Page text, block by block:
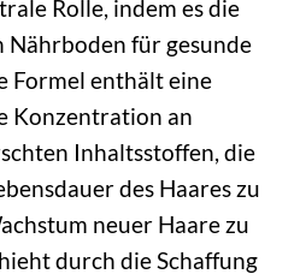
Rolle, indem es die
Nährboden für gesunde
Formel enthält eine
Konzentration an
Inhaltsstoffen, die
des Haares zu
neuer Haare zu
durch die Schaffung